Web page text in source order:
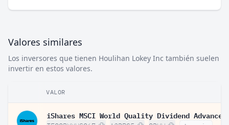
Valores similares
Los inversores que tienen Houlihan Lokey Inc también suelen
invertir en estos valores.
VALOR